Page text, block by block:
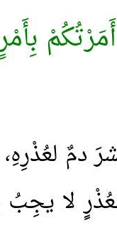
دمٌ
لا